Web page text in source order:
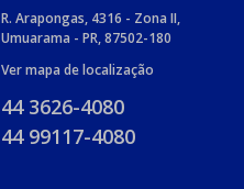
R. Arapongas, 4316 - Zona II,
Umuarama - PR, 87502-180
Ver mapa de localização
44 3626-4080
44 99117-4080